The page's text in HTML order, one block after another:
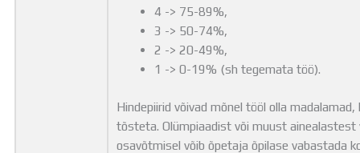
4 -> 75-89%,
3 -> 50-74%,
2 -> 20-49%,
1 -> 0-19% (sh tegemata töö).
Hindepiirid võivad mõnel tööl olla
tõsteta. Olümpiaadist või muust
osavõtmisel võib õpetaja õpilase vabastada